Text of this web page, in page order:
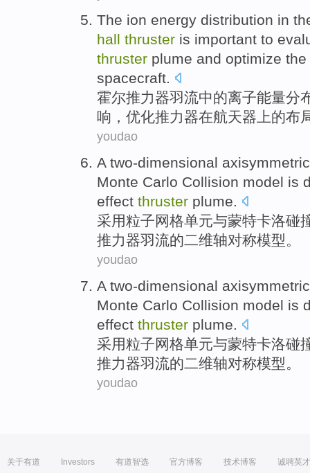
The ion energy distribution in
hall thruster is important to
thruster plume and optimize the
spacecraft.
霍尔推力器羽流中的离子能量分
响 ， 优化推力器在航天器上的布
youdao
A two-dimensional axisymmetric
Monte Carlo Collision model is
effect thruster plume.
采用粒子网格单元与蒙特卡洛碰
推力器羽流的二维轴对称模型。
youdao
A two-dimensional axisymmetric
Monte Carlo Collision model is
effect thruster plume.
采用粒子网格单元与蒙特卡洛碰
推力器羽流的二维轴对称模型。
youdao
关于有道 Investors 有道智选 官方博客 技术博客 诚聘英才